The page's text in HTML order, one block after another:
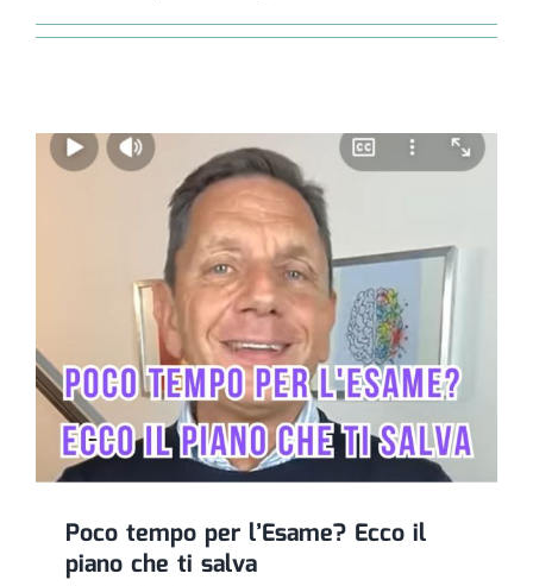
Poco tempo per l’Esame? Ecco il
piano che ti salva